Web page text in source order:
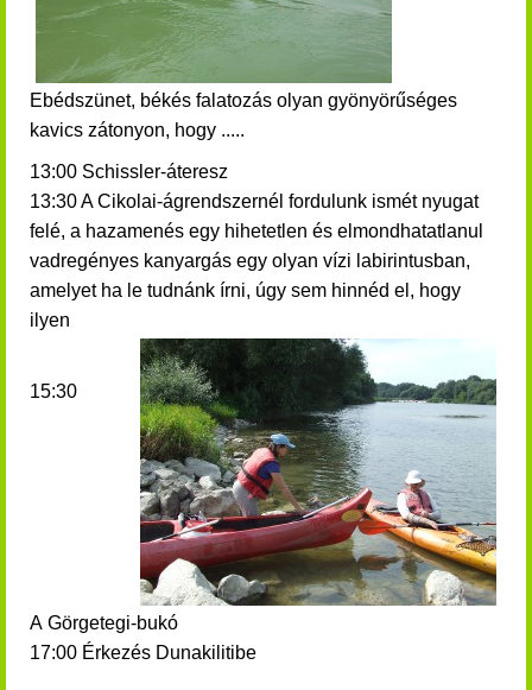
Ebédszünet, békés falatozás olyan gyönyörűséges
kavics zátonyon, hogy .....
13:00 Schissler-áteresz
13:30 A Cikolai-ágrendszernél fordulunk ismét nyugat
felé, a hazamenés egy hihetetlen és elmondhatatlanul
vadregényes kanyargás egy olyan vízi labirintusban,
amelyet ha le tudnánk írni, úgy sem hinnéd el, hogy
ilyen
15:30
A Görgetegi-bukó
17:00 Érkezés Dunakilitibe